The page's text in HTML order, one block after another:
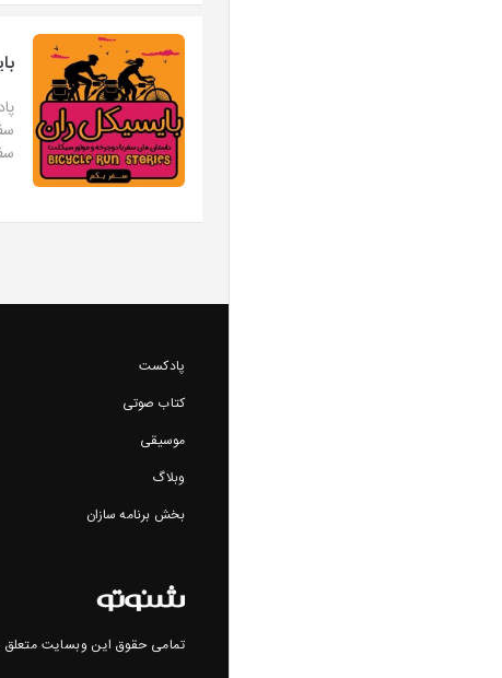
پادکست
کتاب صوتی
موسیقی
وبلاگ
بخش برنامه سازان
تمامی حقوق این وبسایت